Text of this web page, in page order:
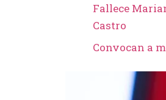
Fallece
Castro
Convocan a